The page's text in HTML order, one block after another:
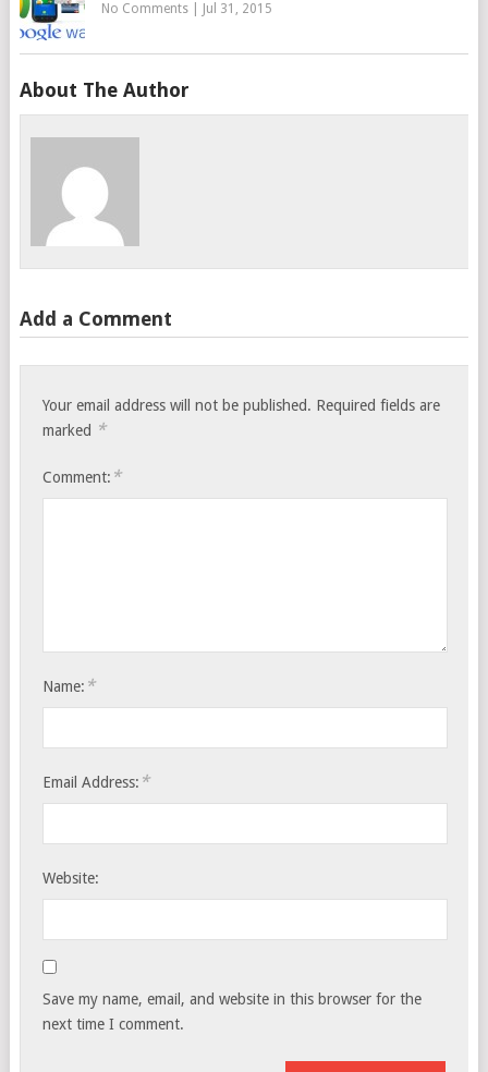
No Comments| Jul 31, 2015
About The Author
Add a Comment
Your email address will not be published. Required fields are
marked *
Comment: *
Name: *
Email Address: *
Website:
Save my name, email, and website in this browser for the
next time I comment.